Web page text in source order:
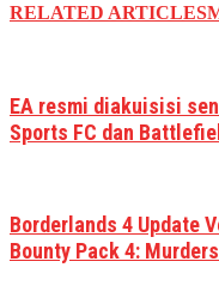
RELATED ARTICLES
EA resmi diakuisisi
Sports FC dan
Borderlands 4 Update
Bounty Pack 4: